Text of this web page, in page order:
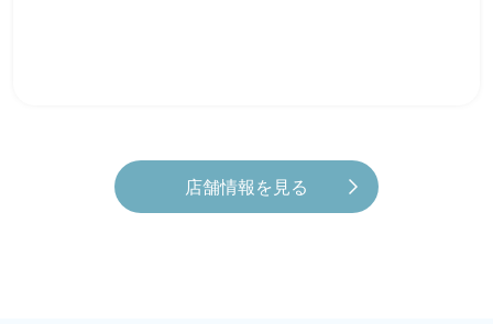
店舗情報を見る